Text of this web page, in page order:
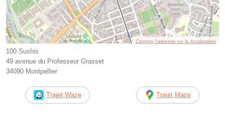
Corriger l’adresse ou la localisation
100 Sushis
49 avenue du Professeur Grasset
34090 Montpellier
Trajet Waze Trajet Maps